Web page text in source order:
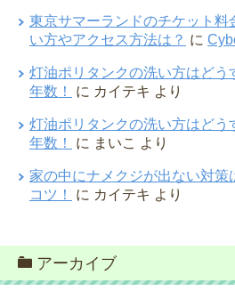
東京サマーランドのチケット料
い方やアクセス方法は？ に
灯油ポリタンクの洗い方はどう
年数！
に カイテキ より
灯油ポリタンクの洗い方はどう
年数！
に まいこ より
家の中にナメクジが出ない対策
コツ！
に カイテキ より
アーカイブ